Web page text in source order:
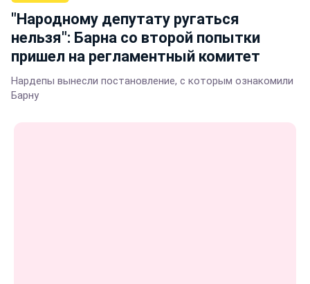
"Народному депутату ругаться
нельзя": Барна со второй попытки
пришел на регламентный комитет
Нардепы вынесли постановление, с которым ознакомили
Барну